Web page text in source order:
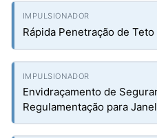
Rápida Penetração de Teto
Envidraçamento de
Regulamentação para